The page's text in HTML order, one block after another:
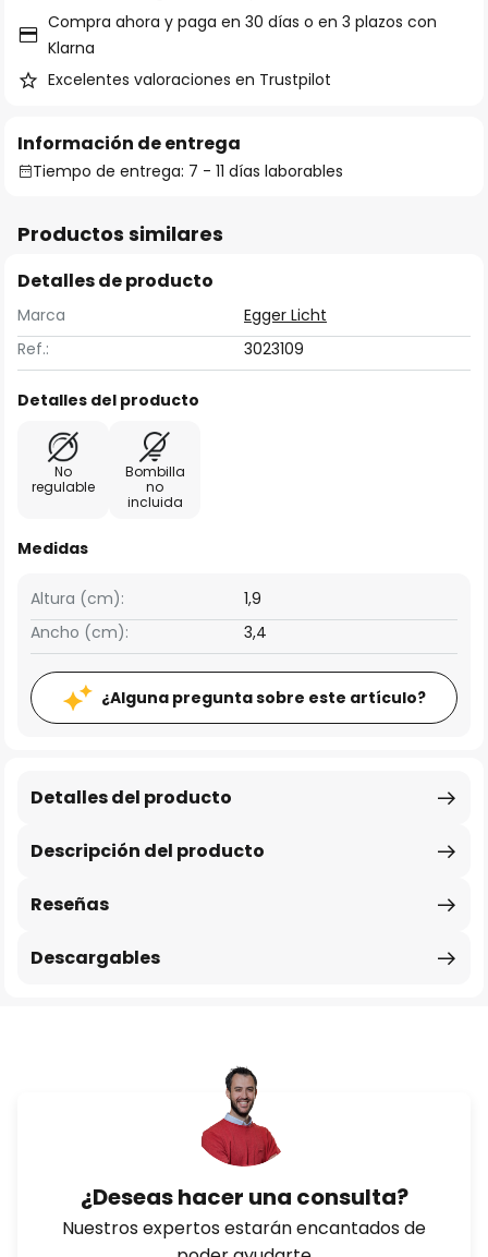
Compra ahora y paga en 30 días o en 3 plazos con
Klarna
Excelentes valoraciones en Trustpilot
Información de entrega
Tiempo de entrega: 7 - 11 días laborables
Productos similares
Detalles de producto
Marca
Egger Licht
Ref.:
3023109
Detalles del producto
No
regulable
Bombilla
no
incluida
Medidas
Ancho (cm): 3,4
Altura (cm): 1,9
¿Alguna pregunta sobre este artículo?
Descripción del producto
Detalles del producto
Reseñas
Descargables
¿Deseas hacer una consulta?
Nuestros expertos estarán encantados de